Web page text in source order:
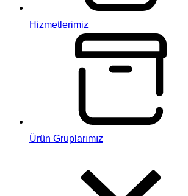
Hizmetlerimiz
Ürün Gruplarımız